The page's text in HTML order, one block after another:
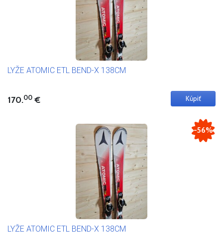
LYŽE ATOMIC ETL BEND-X 138CM
170.00 €
LYŽE ATOMIC ETL BEND-X 138CM
-56%